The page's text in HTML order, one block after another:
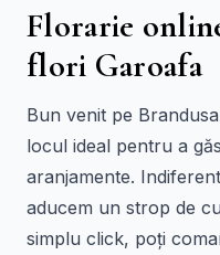
Florarie
flori Garoafa
Bun venit pe
locul ideal pentru a
aranjamente.
aducem un strop de
simplu click, poți